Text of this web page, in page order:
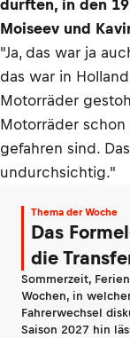
durften, in den
Moiseev und
"Ja, das war ja
das war in
Motorräder
Motorräder
gefahren sind.
undurchsichtig."
Thema der Woche
Das
die
Sommerzeit,
Wochen, in
Fahrerwechsel
Saison 2027 hin